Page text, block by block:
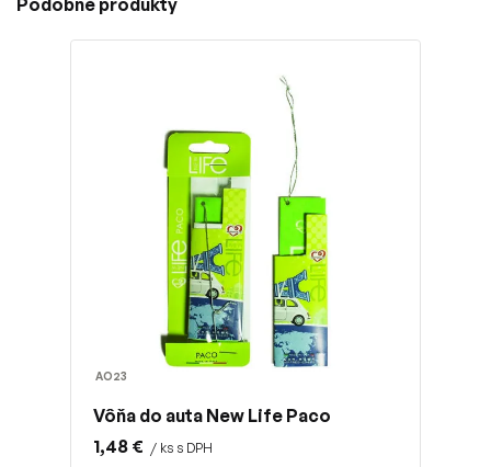
Podobné produkty
AO23
Vôňa do auta New Life Paco
1,48 € / ks s DPH